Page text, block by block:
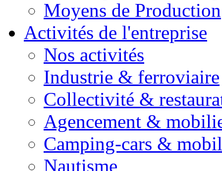
Moyens de Production
Activités de l'entreprise
Nos activités
Industrie & ferroviaire
Collectivité &
Agencement &
Camping-cars &
Nautisme